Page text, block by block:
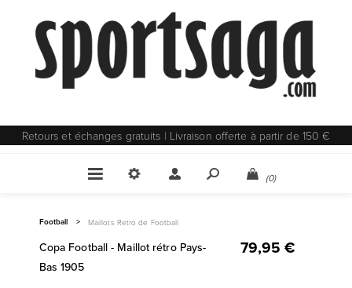
Retours et échanges gratuits | Livraison offerte à partir de 150 €
(0)
Football > Maillots Retro de Football
Copa Football - Maillot rétro Pays-
Bas 1905
79,95 €